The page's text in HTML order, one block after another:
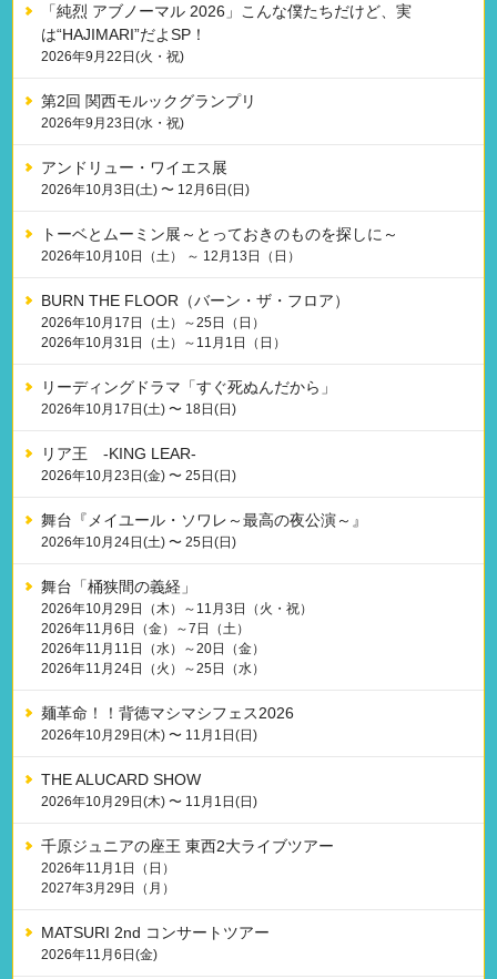
「純烈 アブノーマル 2026」こんな僕たちだけど、実
は“HAJIMARI”だよSP！
2026年9月22日(火・祝)
第2回 関西モルックグランプリ
2026年9月23日(水・祝)
アンドリュー・ワイエス展
2026年10月3日(土) 〜 12月6日(日)
トーベとムーミン展～とっておきのものを探しに～
2026年10月10日（土） ～ 12月13日（日）
BURN THE FLOOR（バーン・ザ・フロア）
2026年10月17日（土）～25日（日）
2026年10月31日（土）～11月1日（日）
リーディングドラマ「すぐ死ぬんだから」
2026年10月17日(土) 〜 18日(日)
リア王 -KING LEAR-
2026年10月23日(金) 〜 25日(日)
舞台『メイユール・ソワレ～最高の夜公演～』
2026年10月24日(土) 〜 25日(日)
舞台「桶狭間の義経」
2026年10月29日（木）～11月3日（火・祝）
2026年11月6日（金）～7日（土）
2026年11月11日（水）～20日（金）
2026年11月24日（火）～25日（水）
麺革命！！背徳マシマシフェス2026
2026年10月29日(木) 〜 11月1日(日)
THE ALUCARD SHOW
2026年10月29日(木) 〜 11月1日(日)
千原ジュニアの座王 東西2大ライブツアー
2026年11月1日（日）
2027年3月29日（月）
MATSURI 2nd コンサートツアー
2026年11月6日(金)